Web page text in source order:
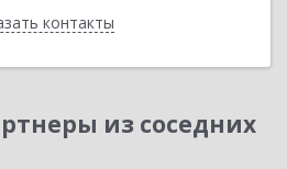
контакты
Назад
из соседних